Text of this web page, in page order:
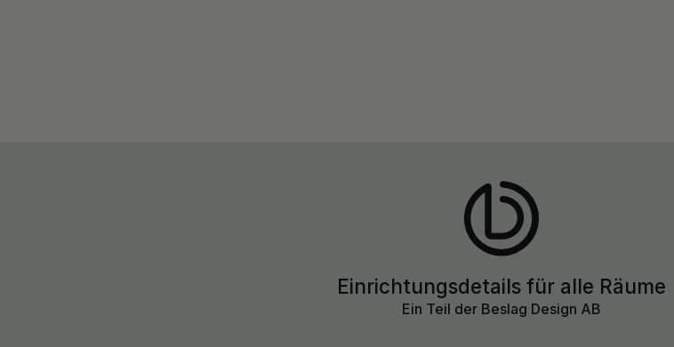
Einrichtungsdetails für alle Räume
Ein Teil der Beslag Design AB